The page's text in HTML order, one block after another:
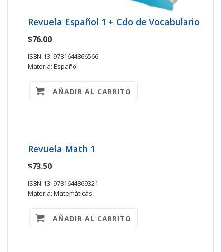
Revuela Español 1 + Cdo de Vocabulario
$76.00
ISBN-13: 9781644866566
Materia: Español
AÑADIR AL CARRITO
Revuela Math 1
$73.50
ISBN-13: 9781644869321
Materia: Matemáticas
AÑADIR AL CARRITO